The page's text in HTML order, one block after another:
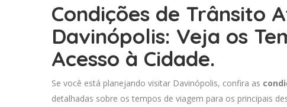
Condições de Trânsito
Davinópolis: Veja os
Acesso à Cidade.
Se você está planejando visitar Davinópolis, confira as
detalhadas sobre os tempos de viagem para os principais